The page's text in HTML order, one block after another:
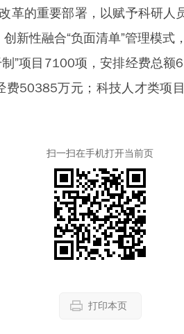
的重要部署，以赋予科研人
新性融合“负面清单”管理模式
”项目7100项，安排经费总
50385万元；科技人才类
扫一扫在手机打开当前页
打印本页